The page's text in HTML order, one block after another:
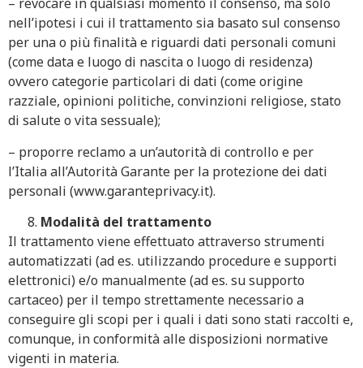
nell’ipotesi i cui il trattamento sia basato sul consenso
per una o più finalità e riguardi dati personali comuni
(come data e luogo di nascita o luogo di residenza)
ovvero categorie particolari di dati (come origine
razziale, opinioni politiche, convinzioni religiose, stato
di salute o vita sessuale);
– proporre reclamo a un’autorità di controllo e per
l’Italia all’Autorità Garante per la protezione dei dati
personali (www.garanteprivacy.it).
Modalità del trattamento
Il trattamento viene effettuato attraverso strumenti
automatizzati (ad es. utilizzando procedure e supporti
elettronici) e/o manualmente (ad es. su supporto
cartaceo) per il tempo strettamente necessario a
conseguire gli scopi per i quali i dati sono stati raccolti e,
comunque, in conformità alle disposizioni normative
vigenti in materia.